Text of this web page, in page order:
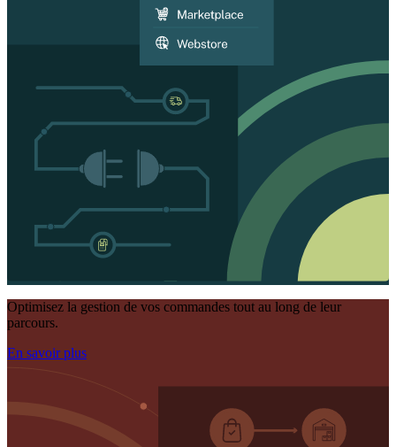
Optimisez la gestion de vos commandes tout au long de leur
parcours.
En savoir plus